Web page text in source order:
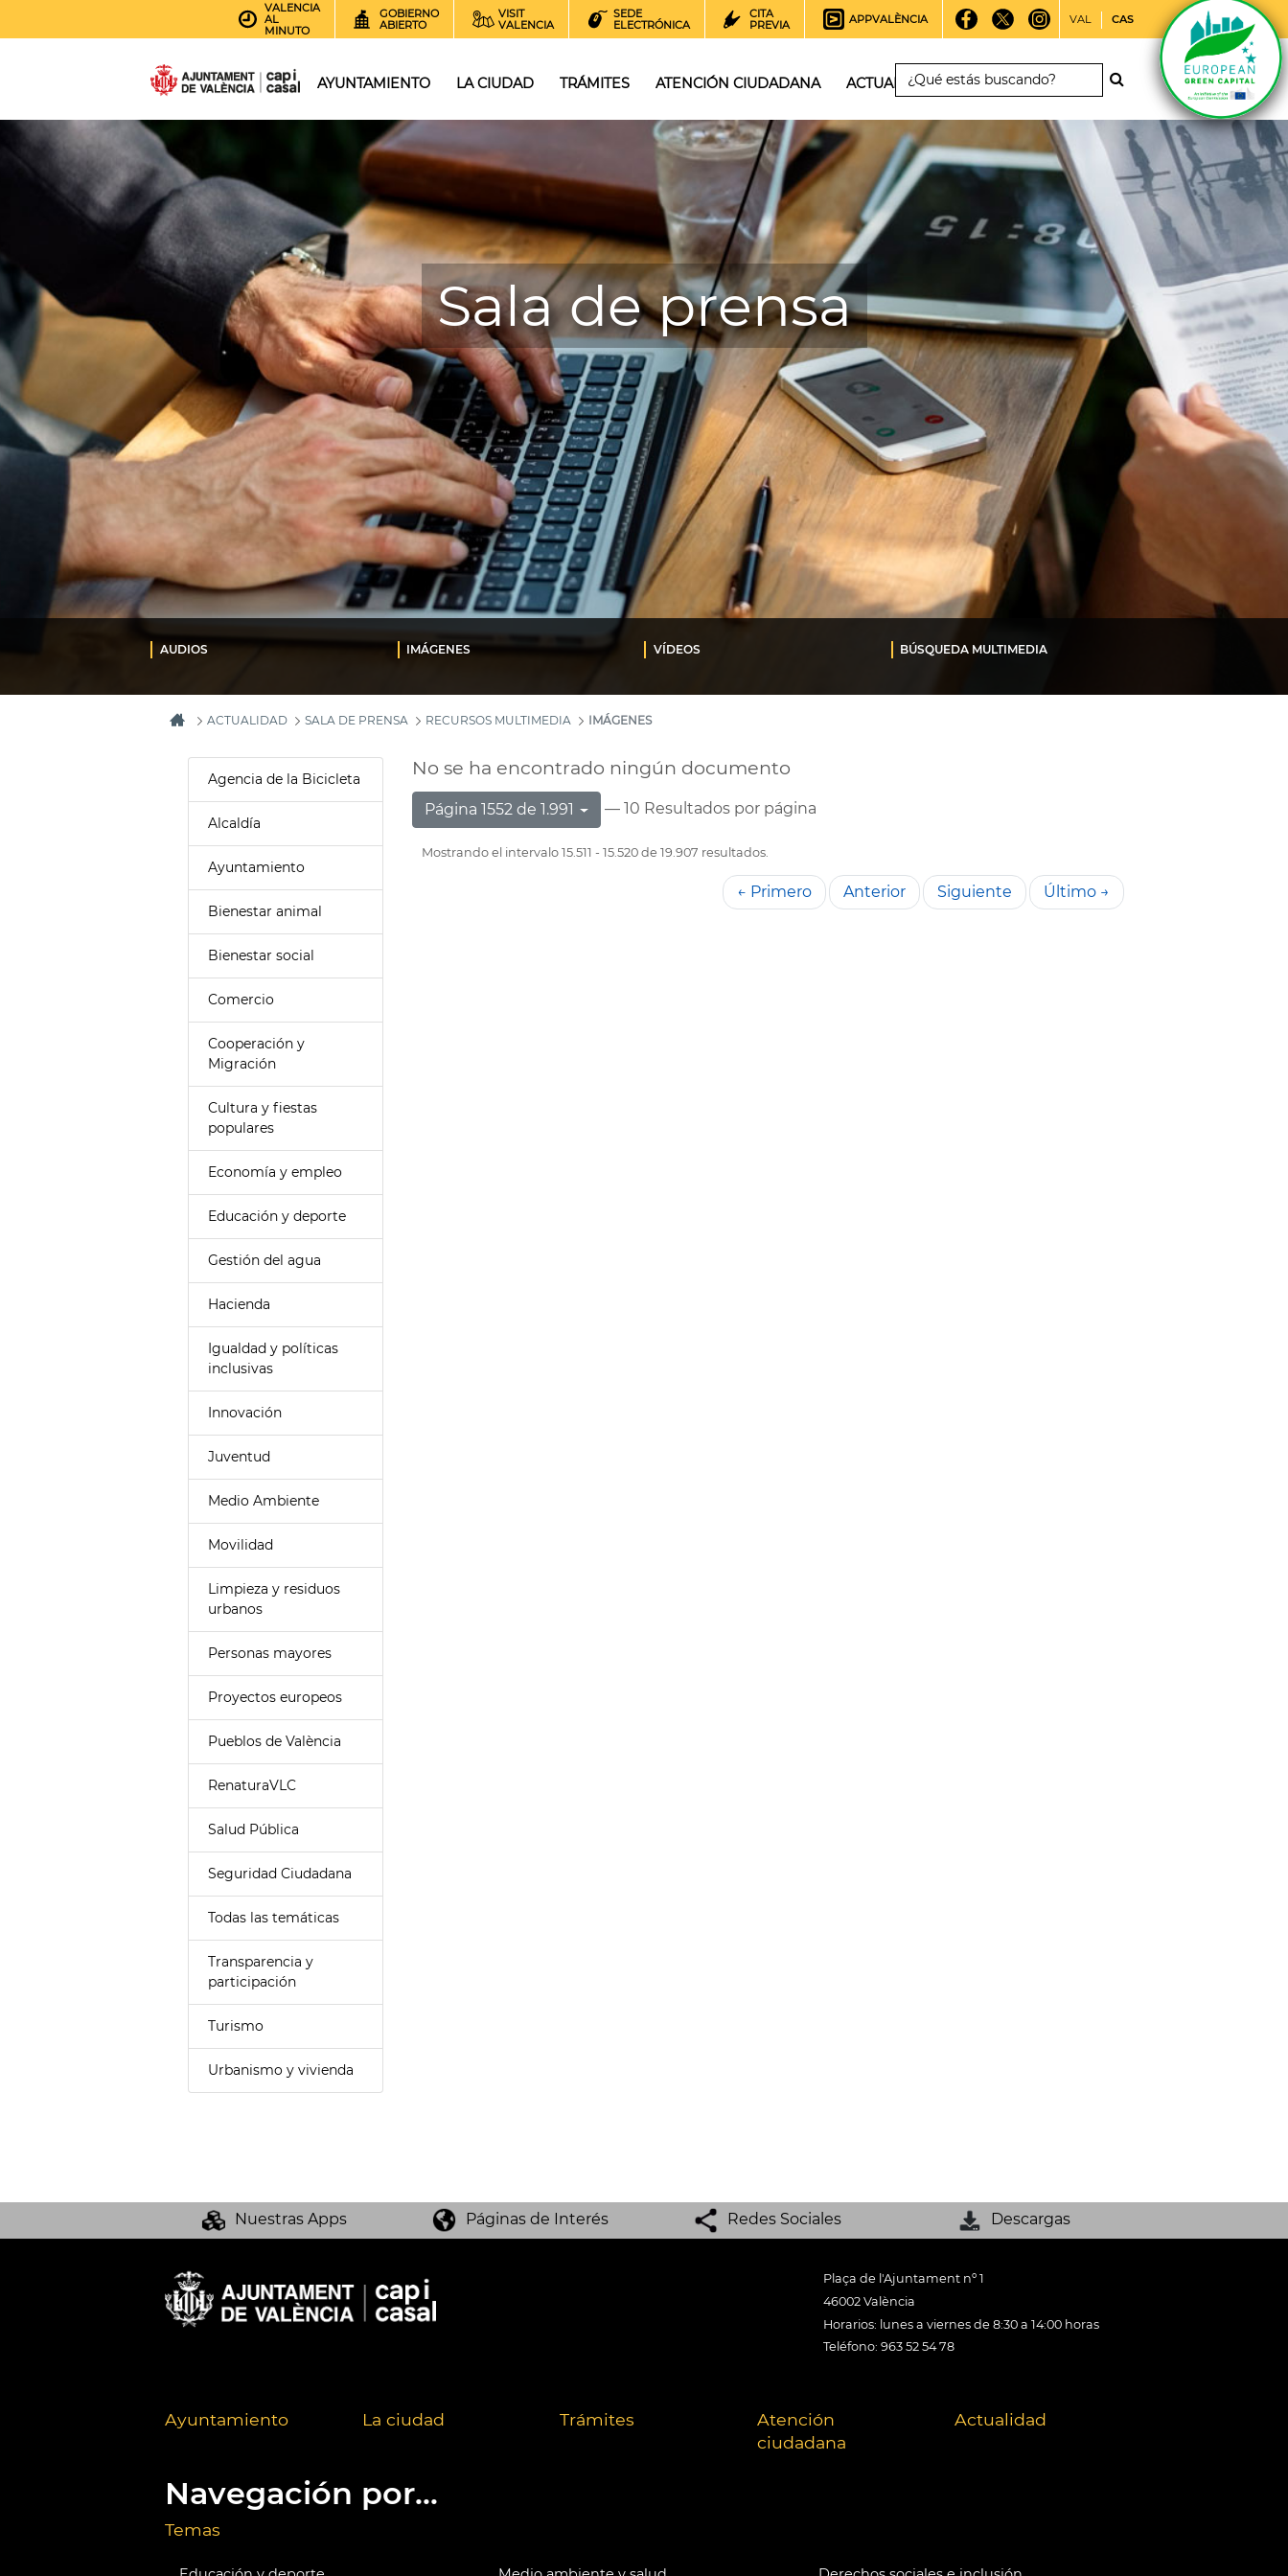
VALENCIA
AL
MINUTO
GOBIERNO
ABIERTO
VISIT
VALENCIA
SEDE
ELECTRÓNICA
CITA
PREVIA
APPVALÈNCIA VAL CAS
AYUNTAMIENTO LA CIUDAD TRÁMITES ATENCIÓN CIUDADANA ACTUALIDAD
Sala de prensa
AUDIOS IMÁGENES VÍDEOS BÚSQUEDA MULTIMEDIA
ACTUALIDAD SALA DE PRENSA RECURSOS MULTIMEDIA IMÁGENES
Agencia de la Bicicleta
Alcaldía
Ayuntamiento
Bienestar animal
Bienestar social
Comercio
Cooperación y
Migración
Cultura y fiestas
populares
Economía y empleo
Educación y deporte
Gestión del agua
Hacienda
Igualdad y políticas
inclusivas
Innovación
Juventud
Medio Ambiente
Movilidad
Limpieza y residuos
urbanos
Personas mayores
Proyectos europeos
Pueblos de València
RenaturaVLC
Salud Pública
Seguridad Ciudadana
Todas las temáticas
Transparencia y
participación
Turismo
Urbanismo y vivienda
No se ha encontrado ningún documento
Página 1552 de 1.991 — 10 Resultados por página
Mostrando el intervalo 15.511 - 15.520 de 19.907 resultados.
← Primero Anterior Siguiente Último →
Nuestras Apps Páginas de Interés Redes Sociales Descargas
Plaça de l'Ajuntament nº 1
46002 València
Horarios: lunes a viernes de 8:30 a 14:00 horas
Teléfono: 963 52 54 78
Ayuntamiento La ciudad Trámites
Atención
ciudadana
Actualidad
Navegación por...
Temas